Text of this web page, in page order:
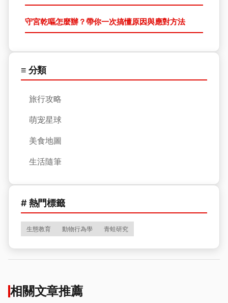
守宮乾嘔怎麼辦？帶你一次搞懂原因與應對方法
≡ 分類
旅行攻略
萌宠星球
美食地圖
生活隨筆
# 熱門標籤
生態教育 動物行為學 青蛙研究
相關文章推薦